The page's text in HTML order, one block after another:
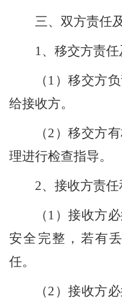
三、双方责任
1、移交方责
（ 1 ）移交方
给接收方。
（2 ）移交方
理进行检查指导。
2、接收方责
（ 1 ）接收方
安全完整，若有
任。
（2 ）接收方